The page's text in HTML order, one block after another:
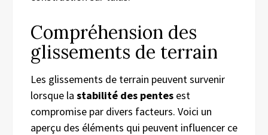
Compréhension des
glissements de terrain
Les glissements de terrain peuvent survenir
lorsque la stabilité des pentes est
compromise par divers facteurs. Voici un
aperçu des éléments qui peuvent influencer ce